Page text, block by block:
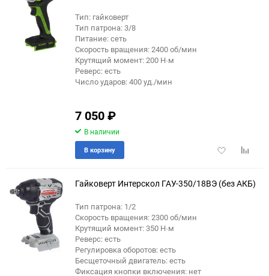
Тип: гайковерт
Тип патрона: 3/8
Питание: сеть
Скорость вращения: 2400 об/мин
Крутящий момент: 200 Н·м
Реверс: есть
Число ударов: 400 уд./мин
7 050₽
В наличии
Добавить
В корзину
Гайковерт Интерскол ГАУ-350/18ВЭ (без АКБ)
Тип патрона: 1/2
Скорость вращения: 2300 об/мин
Крутящий момент: 350 Н·м
Реверс: есть
Регулировка оборотов: есть
Бесщеточный двигатель: есть
Фиксация кнопки включения: нет